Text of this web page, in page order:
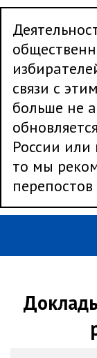
связи с
больше не
России или
то мы
перепостов